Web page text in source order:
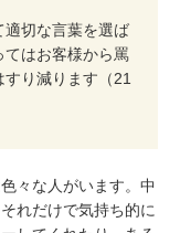
適切な言葉を選ば
てはお客様から罵
り減ります（21
々な人がいます。中
れだけで気持ち的に